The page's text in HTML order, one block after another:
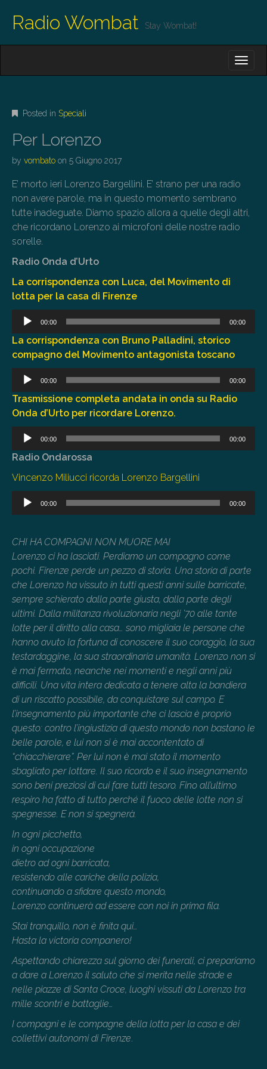
Radio Wombat Stay Wombat!
M
E
N
U
C
N
E
T
Posted in Speciali
Per Lorenzo
by vombato on 5 Giugno 2017
E’ morto ieri Lorenzo Bargellini. E’ strano per una radio
non avere parole, ma in questo momento sembrano
tutte inadeguate. Diamo spazio allora a quelle degli altri,
che ricordano Lorenzo ai microfoni delle nostre radio
sorelle.
Radio Onda d’Urto
La corrispondenza con Luca, del Movimento di
lotta per la casa di Firenze
Audio
00:00 00:00
La corrispondenza con Bruno Palladini, storico
compagno del Movimento antagonista toscano
Audio
00:00 00:00
Trasmissione completa andata in onda su Radio
Onda d’Urto per ricordare Lorenzo.
Audio
00:00 00:00
Radio Ondarossa
Vincenzo Miliucci ricorda Lorenzo Bargellini
Audio
00:00 00:00
CHI HA COMPAGNI NON MUORE MAI
Lorenzo ci ha lasciati. Perdiamo un compagno come
pochi. Firenze perde un pezzo di storia. Una storia di parte
che Lorenzo ha vissuto in tutti questi anni sulle barricate,
sempre schierato dalla parte giusta, dalla parte degli
ultimi. Dalla militanza rivoluzionaria negli ’70 alle tante
lotte per il diritto alla casa… sono migliaia le persone che
hanno avuto la fortuna di conoscere il suo coraggio, la sua
testardaggine, la sua straordinaria umanità. Lorenzo non si
è mai fermato, neanche nei momenti e negli anni più
difficili. Una vita intera dedicata a tenere alta la bandiera
di un riscatto possibile, da conquistare sul campo. E
l’insegnamento più importante che ci lascia è proprio
questo: contro l’ingiustizia di questo mondo non bastano le
belle parole, e lui non si è mai accontentato di
“chiacchierare”. Per lui non è mai stato il momento
sbagliato per lottare. Il suo ricordo e il suo insegnamento
sono beni preziosi di cui fare tutti tesoro. Fino all’ultimo
respiro ha fatto di tutto perché il fuoco delle lotte non si
spegnesse. E non si spegnerà.
In ogni picchetto,
in ogni occupazione
dietro ad ogni barricata,
resistendo alle cariche della polizia,
continuando a sfidare questo mondo,
Lorenzo continuerà ad essere con noi in prima fila.
Stai tranquillo, non è finita qui…
Hasta la victoria companero!
Aspettando chiarezza sul giorno dei funerali, ci prepariamo
a dare a Lorenzo il saluto che si merita nelle strade e
nelle piazze di Santa Croce, luoghi vissuti da Lorenzo tra
mille scontri e battaglie…
I compagni e le compagne della lotta per la casa e dei
collettivi autonomi di Firenze.